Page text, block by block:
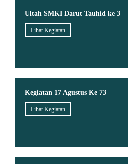
Ultah SMKI Darut Tauhid ke 3
Lihat Kegiatan
Kegiatan 17 Agustus Ke 73
Lihat Kegiatan